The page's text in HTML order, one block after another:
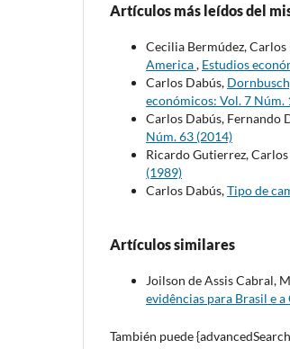
Artículos más leídos del
Cecilia Bermúdez, Carlos
America, Estudios
Carlos Dabús,
económicos: Vol. 7 Núm.
Carlos Dabús, Fernando
Núm. 63 (2014)
Ricardo Gutierrez,
(1989)
Carlos Dabús,Tipo de
Artículos similares
Joilson de Assis Cabral,
evidências para Brasil e a
También puede